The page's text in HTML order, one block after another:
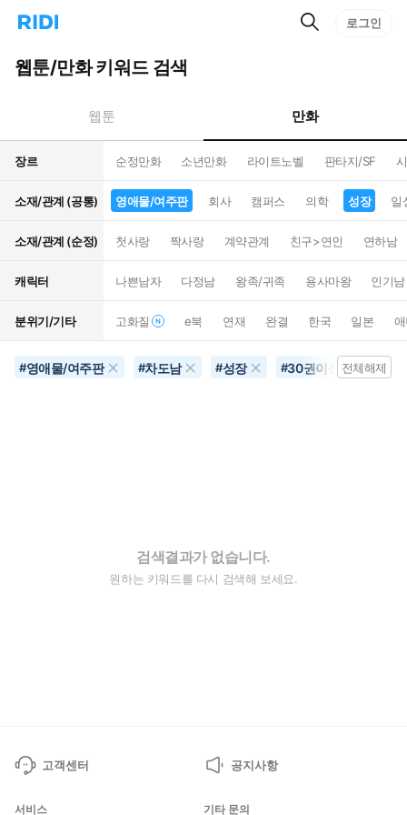
리
홈
으
턴
트
검
로그인
웹툰/만화 키워드 검색
웹툰 만화
장르 순정만화 소년만화 라이트노벨 판타지/SF
소재/관계 (공통) 영애물/여주판 회사 캠퍼스 의학 성장 일
소재/관계 (순정) 첫사랑 짝사랑 계약관계 친구>연인 연하남
캐릭터 나쁜남자 다정남 왕족/귀족 용사마왕 인기남
분위기/기타 고화질 e북 연재 완결 한국 일본
#영애물/여주판 #차도남 #성장 #30권이상 #역
전체해제
검색결과가 없습니다.
원하는 키워드를 다시 검색해 보세요.
고객센터 공지사항
서비스 기타 문의